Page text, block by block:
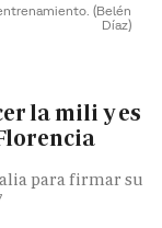
(Belén
Díaz)
la mili y es
para firmar su